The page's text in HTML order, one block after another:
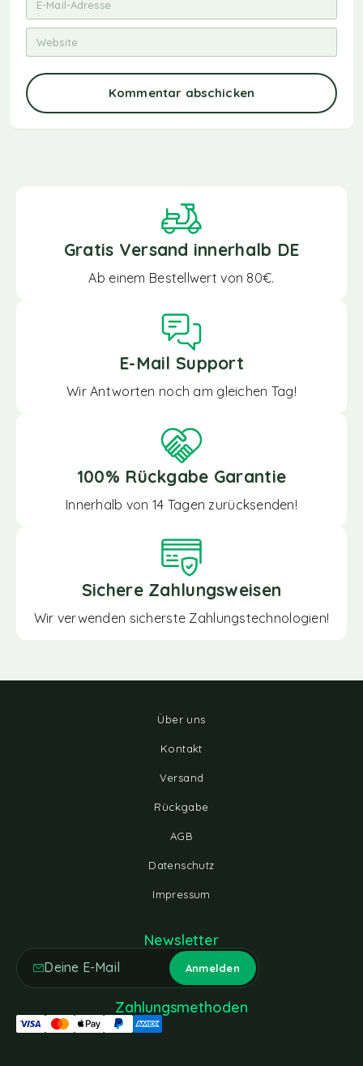
Kommentar abschicken
Gratis Versand innerhalb DE
Ab einem Bestellwert von 80€.
E-Mail Support
Wir Antworten noch am gleichen Tag!
100% Rückgabe Garantie
Innerhalb von 14 Tagen zurücksenden!
Sichere Zahlungsweisen
Wir verwenden sicherste Zahlungstechnologien!
Über uns
Kontakt
Versand
Rückgabe
AGB
Datenschutz
Impressum
Newsletter
Zahlungsmethoden